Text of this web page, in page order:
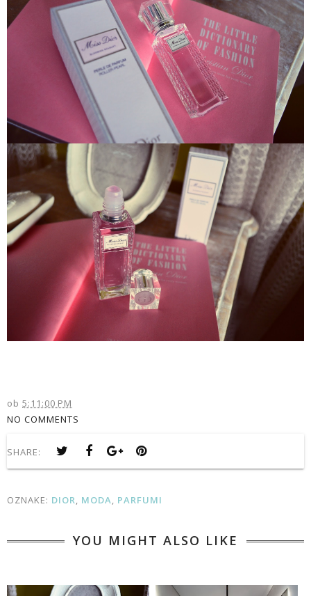
ob 5:11:00 PM
NO COMMENTS
SHARE:
OZNAKE: DIOR, MODA, PARFUMI
YOU MIGHT ALSO LIKE